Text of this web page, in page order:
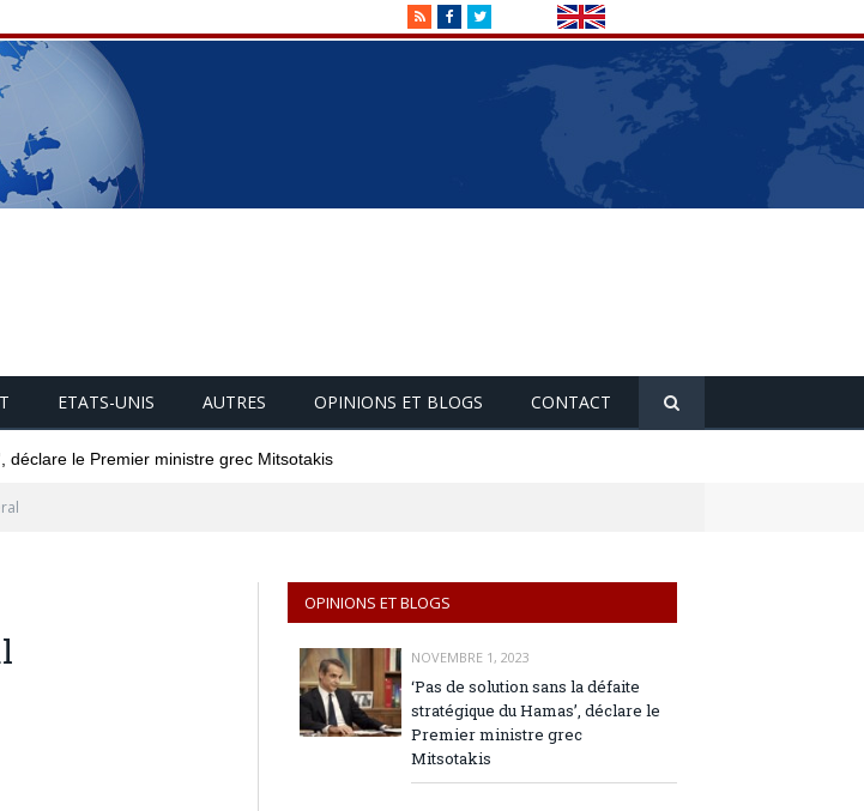
RSSFacebookTwitter
ETATS-UNIS AUTRES OPINIONS ET BLOGS CONTACT
le Premier ministre grec Mitsotakis
OPINIONS ET BLOGS
NOVEMBRE 1, 2023
‘Pas de solution sans la défaite
stratégique du Hamas’, déclare le
Premier ministre grec
Mitsotakis